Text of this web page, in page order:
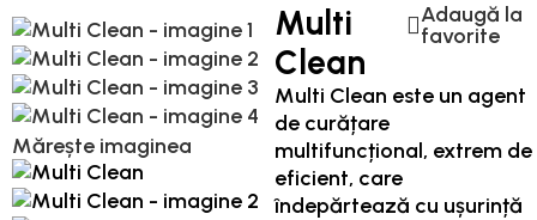
Mărește imaginea
Multi
Clean
Adaugă la
favorite
Multi Clean este un agent
de curățare
multifuncțional, extrem de
eficient, care
îndepărtează cu ușurință